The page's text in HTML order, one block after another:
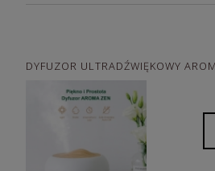
DYFUZOR ULTRADŹWIĘKOWY